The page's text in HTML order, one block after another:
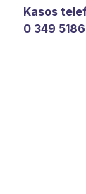
Kasos
0 349